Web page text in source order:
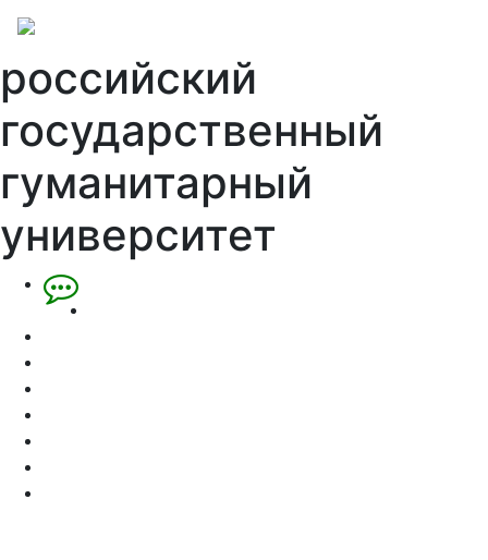
российский
государственный
гуманитарный
университет